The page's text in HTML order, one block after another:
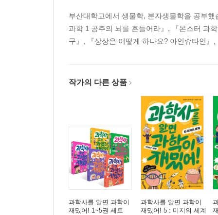
부산대학교에서 생물학, 분자생물학을 공부
과학 1 공주의 뇌를 흔들어라』, 『몬스터 과
구』, 『상상은 어떻게 하나요? 아인슈타인
작가의 다른 상품
과학사를 알면 과학이
재밌어! 1~5권 세트
과학사를 알면 과학이
재밌어! 5 : 미지의 세계